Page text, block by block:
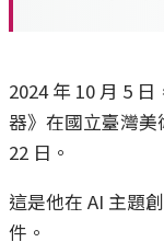
2024 年 10 月 5
器》在國立臺灣
22 日。
這是他在 AI 主題
件。